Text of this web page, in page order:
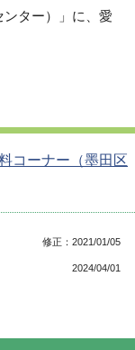
ター）」に、愛
コーナー（墨田区
修正：2021/01/05
2024/04/01